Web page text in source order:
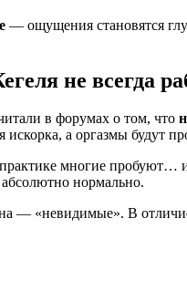
— ощущения становятся
не всегда
в форумах о том, что
а оргазмы будут
многие пробуют…
абсолютно нормально.
— «невидимые». В отличие